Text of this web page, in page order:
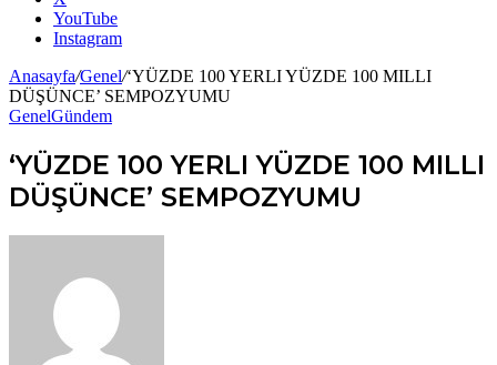
YouTube
Instagram
Anasayfa/Genel/‘YÜZDE 100 YERLI YÜZDE 100 MILLI
DÜŞÜNCE’ SEMPOZYUMU
GenelGündem
‘YÜZDE 100 YERLI YÜZDE 100 MILLI
DÜŞÜNCE’ SEMPOZYUMU